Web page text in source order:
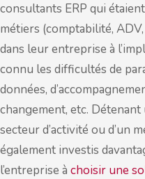
consultants ERP qui
métiers (comptabilité,
dans leur entreprise à
connu les difficultés de
données,
changement, etc. Détenant
secteur d’activité ou d’un
également investis
l’entreprise à choisir une